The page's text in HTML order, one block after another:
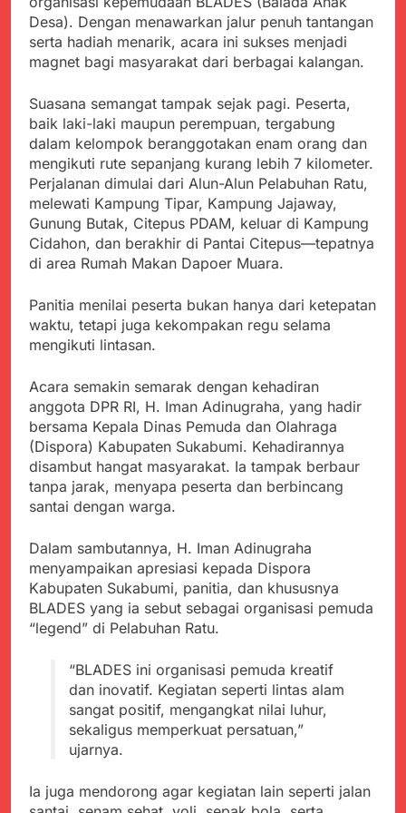
Kabupaten Sukabumi
Angkat Bicara
Satgas Yonif 310/KK
Lakukan Pengecatan
Dan Pembenahan
Juli 21, 2024
Kadinkes kab. Sukabumi
Angkat Bicara Terkait
yang akan Kadaluarsa
oleh Puskesmas
Juli 21, 2024
Diduga Pembelian Obat
oleh Puskesmas di
Kab. Sukabumi yang
akan Kadaluarsa.
Juli 20, 2024
Tunjukan
Perhatiannya, Satgas
Yonif 310/KK Berikan
Bantuan Duka Cita
Juli 20, 2024
Polda Jabar Beberkan
Perkembangan
Terbaru Kasus Dago
Kejaksaan Negeri Kab
Sukabumi didesak usut
Tuntas Dugaan
Juli 19, 2024
Sukabumi
menyalahgunakan
Anggaran Thn 2023.
Juli 19, 2024
Sambut Tahun Ajaran
Baru, Satgas Yonif
310/KK Ajak Pelajar
Bersihkan Lingkungan
Sekolah
Juli 19, 2024
Selisih APBD Tahun
2023 Kab.Sukabumi
Sukabumi Raya
Ingatkan Pentingnya
Verifikasi Isu Dugaan
terhadap Kepala KUA
Pabuaran
Agustus 8, 2026
Aksi Humanis Polri:
Kapolsek Kebonpedes
Bantu Lansia dengan
dan Bersyukur
Agustus 7, 2026
Juta, BGN Benahi Basis
Penerima Program
Makan Bergizi Gratis
Agustus 6, 2026
Zulhas Pastikan SPPG
di Wilayah 3T Tuntas
Rampung
Kawasan Kuliner Ahmad
Desa). Dengan menawarkan jalur penuh tantangan
serta hadiah menarik, acara ini sukses menjadi
magnet bagi masyarakat dari berbagai kalangan.
Suasana semangat tampak sejak pagi. Peserta,
baik laki-laki maupun perempuan, tergabung
dalam kelompok beranggotakan enam orang dan
mengikuti rute sepanjang kurang lebih 7 kilometer.
Perjalanan dimulai dari Alun-Alun Pelabuhan Ratu,
melewati Kampung Tipar, Kampung Jajaway,
Gunung Butak, Citepus PDAM, keluar di Kampung
Cidahon, dan berakhir di Pantai Citepus—tepatnya
di area Rumah Makan Dapoer Muara.
Panitia menilai peserta bukan hanya dari ketepatan
waktu, tetapi juga kekompakan regu selama
mengikuti lintasan.
Acara semakin semarak dengan kehadiran
anggota DPR RI, H. Iman Adinugraha, yang hadir
bersama Kepala Dinas Pemuda dan Olahraga
(Dispora) Kabupaten Sukabumi. Kehadirannya
disambut hangat masyarakat. Ia tampak berbaur
tanpa jarak, menyapa peserta dan berbincang
santai dengan warga.
Dalam sambutannya, H. Iman Adinugraha
menyampaikan apresiasi kepada Dispora
Kabupaten Sukabumi, panitia, dan khususnya
BLADES yang ia sebut sebagai organisasi pemuda
“legend” di Pelabuhan Ratu.
“BLADES ini organisasi pemuda kreatif
dan inovatif. Kegiatan seperti lintas alam
sangat positif, mengangkat nilai luhur,
sekaligus memperkuat persatuan,”
ujarnya.
Ia juga mendorong agar kegiatan lain seperti jalan